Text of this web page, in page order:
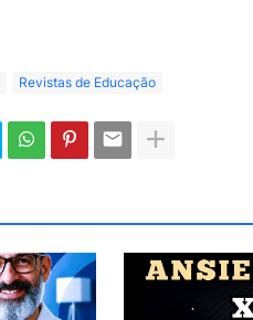
Revistas de Educação